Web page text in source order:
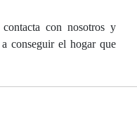
con nosotros y
a conseguir el hogar que